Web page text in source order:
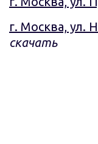
г. Москва, ул.
скачать